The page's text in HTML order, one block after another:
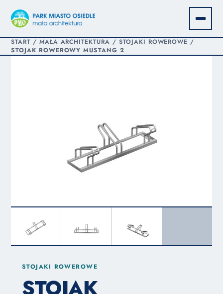
START/ MAŁA ARCHITEKTURA / STOJAKI ROWEROWE /
STOJAK ROWEROWY MUSTANG 2
STOJAKI ROWEROWE
STOJAK